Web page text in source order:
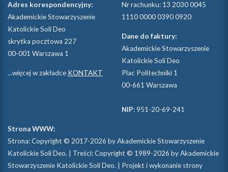
Adres korespondencyjny:
Akademickie Stowarzyszenie
Katolickie Soli Deo
skrytka pocztowa 227
00-001 Warszawa 1
...więcej w zakładce KONTAKT
Nr rachunku: 13 2030 0045
1110 0000 0390 0920
Dane do faktury:
Akademickie Stowarzyszenie
Katolickie Soli Deo
Plac Politechniki 1
00-661 Warszawa
NIP: 951-20-69-241
Strona WWW:
Strona: Copyright © 2017-2026 by Akademickie Stowarzyszenie
Katolickie Soli Deo. | Treści: Copyright © 1989-2026 by Akademickie
Stowarzyszenie Katolickie Soli Deo. | Projekt i wykonanie strony